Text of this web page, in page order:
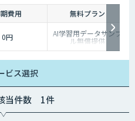
費用 無料プラン
0円 AI学習用データサンプ
ル無償提供
ビス選択
当件数 1件